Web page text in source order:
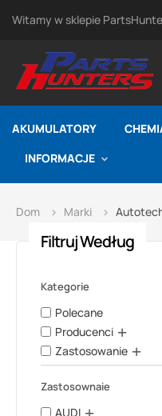
Witamy w sklepie
AKUMULATORY
INFORMACJE
Dom Marki
Filtruj Według
Kategorie
Polecane
Producenci
Zastosowanie
Zastosownaie
AUDI